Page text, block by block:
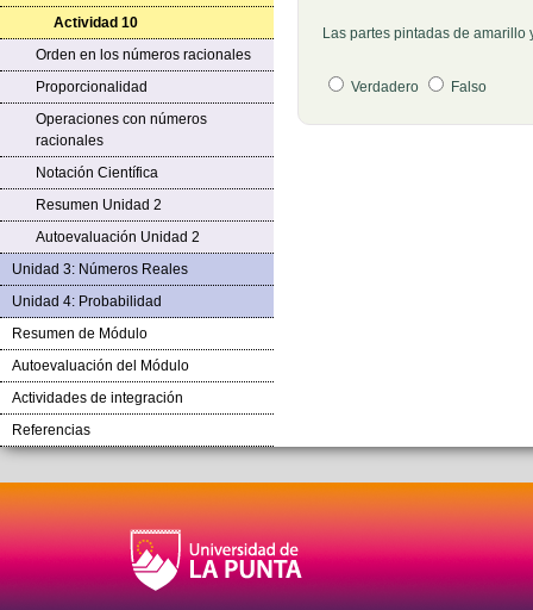
Actividad 10
Orden en los números racionales
Proporcionalidad
Operaciones con números
racionales
Notación Científica
Resumen Unidad 2
Autoevaluación Unidad 2
Unidad 3: Números Reales
Unidad 4: Probabilidad
Resumen de Módulo
Autoevaluación del Módulo
Actividades de integración
Referencias
Pregunta 4
Las partes pintadas de amarillo
Verdadero Falso